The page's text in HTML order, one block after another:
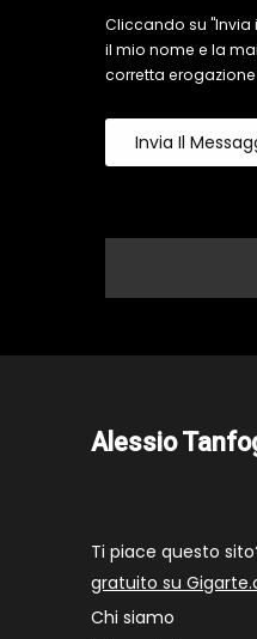
Cliccando su
il mio nome e la
corretta
Invia Il
Alessio
Ti piace questo
gratuito su
Chi siamo